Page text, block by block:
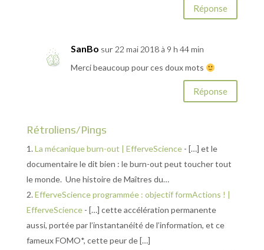
Réponse
SanBo sur 22 mai 2018 à 9 h 44 min
Merci beaucoup pour ces doux mots
Réponse
Rétroliens/Pings
La mécanique burn-out | EfferveScience- […] et le
documentaire le dit bien : le burn-out peut toucher tout
le monde. Une histoire de Maîtres du…
EfferveScience programmée : objectif formActions ! |
EfferveScience- […] cette accélération permanente
aussi, portée par l’instantanéité de l’information, et ce
fameux FOMO*, cette peur de […]